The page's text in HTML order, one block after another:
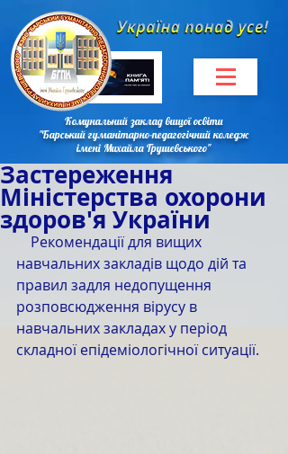
Комунальний заклад вищої освіти
"Барський гуманітарно-педагогічний коледж
імені Михайла Грушевського"
Застереження
Міністерства охорони
здоров'я України
навчальних закладів щодо дій та
правил задля недопущення
розповсюдження вірусу в
навчальних закладах у період
складної епідеміологічної ситуації.